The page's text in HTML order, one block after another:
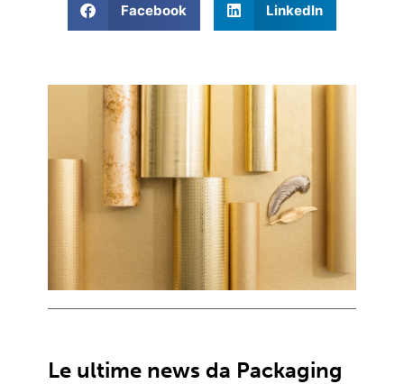
Facebook LinkedIn
Le ultime news da Packaging